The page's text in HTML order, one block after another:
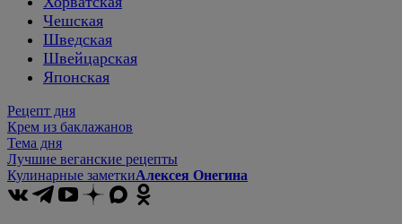
Чешская
Шведская
Швейцарская
Японская
Рецепт дня
Крем из баклажанов
Тема дня
Лучшие веганские рецепты
Кулинарные заметкиАлексея Онегина